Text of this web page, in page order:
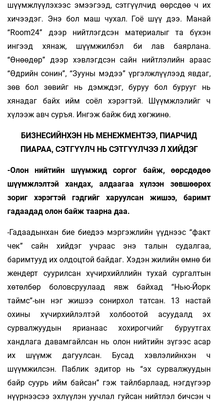
шүүмжлүүлэхээс эмээгээд, сэтгүүлчид өөрсдөө ч их
хичээдэг. Энэ бол маш чухал. Гоё шүү дээ. Манай
“Room24” дээр нийтлэгдсэн материалыг та бүхэн
ингээд хянаж, шүүмжилбэл би лав баярлана.
“Өнөөдөр” дээр хэвлэгдсэн сайн нийтлэлийн араас
“Өдрийн сонин”, “Зууны мэдээ” үргэлжлүүлээд явдаг,
зөв бол зөвийг нь дэмждэг, буруу бол бурууг нь
хянадаг байх ийм соёл хэрэгтэй. Шүүмжлэлийг ч
хүлээж авч суръя. Ингэж байж бид хөгжинө.
БИЗНЕСИЙНХЭН НЬ МЕНЕЖМЕНТЭЭ, ПИАРЧИД
ПИАРАА, СЭТГҮҮЛЧ НЬ СЭТГҮҮЛЧЭЭ Л ХИЙДЭГ
-Олон нийтийн шүүмжид соргог байж, өөрсдөдөө
шүүмжлэлтэй хандах, алдаагаа хүлээн зөвшөөрөх
зориг хэрэгтэй гэдгийг харуулсан жишээ, баримт
гадаадад олон байж таарна даа.
-Гадаадынхан бие биедээ мэргэжлийн үүднээс “факт
чек” сайн хийдэг учраас энэ талын судалгаа,
баримтууд их олдоцтой байдаг. Хэдэн жилийн өмнө би
жендерт суурилсан хүчирхийллийн тухай сургалтын
хөтөлбөр боловсруулаад явж байхад “Нью-Йорк
таймс”-ын нэг жишээ сонирхол татсан. 13 настай
охины хүчирхийлэлтэй холбоотой асуудалд эх
сурвалжуудын ярианаас хохирогчийг буруутгах
хандлага давамгайлсан нь олон нийтийн зүгээс асар
их шүүмж дагуулсан. Бусад хэвлэлийнхэн ч
шүүмжилсэн. Паблик эдитор нь “эх сурвалжуудын
байр суурь ийм байсан” гэж тайлбарлаад, нэгдүгээр
нүүрнээсээ эхлүүлэн уучлал гуйсан нийтлэл бичсэн ч